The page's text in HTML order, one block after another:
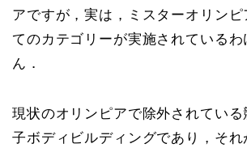
アですが，実は，ミスターオリン
てのカテゴリーが実施されている
ん．
現状のオリンピアで除外されてい
子ボディビルディングであり，そ